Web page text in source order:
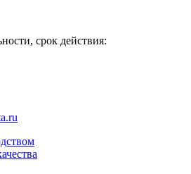
срок действия: